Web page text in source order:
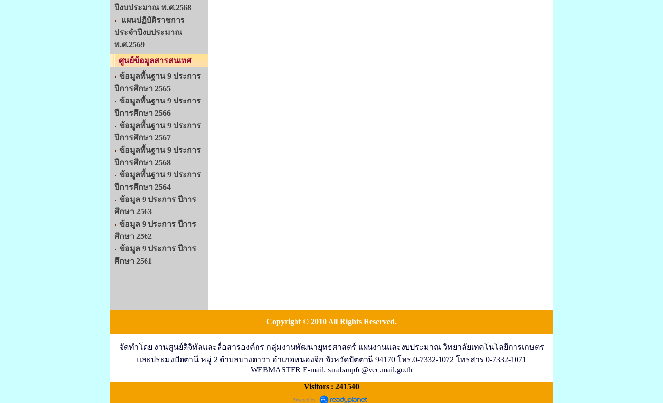
ปีงบประมาณ พ.ศ.2568
แผนปฏิบัติราชการ
ประจำปีงบประมาณ
พ.ศ.2569
ศูนย์ข้อมูลสารสนเทศ
ข้อมูลพื้นฐาน 9 ประการ
ปีการศึกษา 2565
ข้อมูลพื้นฐาน 9 ประการ
ปีการศึกษา 2566
ข้อมูลพื้นฐาน 9 ประการ
ปีการศึกษา 2567
ข้อมูลพื้นฐาน 9 ประการ
ปีการศึกษา 2568
ข้อมูลพื้นฐาน 9 ประการ
ปีการศึกษา 2564
ข้อมูล 9 ประการ ปีการ
ศึกษา 2563
ข้อมูล 9 ประการ ปีการ
ศึกษา 2562
ข้อมูล 9 ประการ ปีการ
ศึกษา 2561
Copyright © 2010 All Rights Reserved.
จัดทำโดย งานศูนย์ดิจิทัลและสื่อสารองค์กร กลุ่มงานพัฒนายุทธศาสตร์ แผนงานและงบประมาณ วิทยาลัยเทคโนโลยีการเกษตร
และประมงปัตตานี หมู่ 2 ตำบลบางตาวา อำเภอหนองจิก จังหวัดปัตตานี 94170 โทร.0-7332-1072 โทรสาร 0-7332-1071
WEBMASTER E-mail: sarabanpfc@vec.mail.go.th
Visitors : 241540